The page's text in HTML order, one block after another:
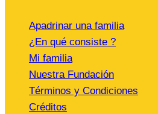
Apadrinar una familia
¿En qué consiste ?
Mi familia
Nuestra Fundación
Términos y Condiciones
Créditos